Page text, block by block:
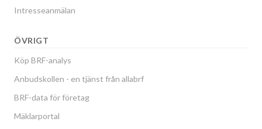
Intresseanmälan
ÖVRIGT
Köp BRF-analys
Anbudskollen - en tjänst från allabrf
BRF-data för företag
Mäklarportal